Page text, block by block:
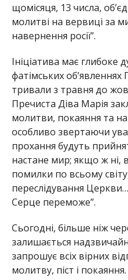
щомісяця, 13 числа,
молитві на вервиці за
навернення росії”.
Ініціатива має глибоке
фатімських об’явленнях
тривали з травня до
Пречиста Діва Марія
молитви, покаяння та
особливо звертаючи
прохання будуть
настане мир; якщо ж ні,
помилки по всьому
переслідування
Серце переможе”.
Сьогодні, більше ніж
залишається
запрошує всіх вірних
молитву, піст і покаяння.